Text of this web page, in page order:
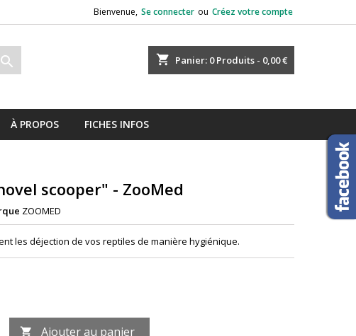
Bienvenue, Se connecter ou Créez votre compte
shopping_cart Panier: 0Produits - 0,00 €

À PROPOS FICHES INFOS
scooper" - ZooMed
ZOOMED
les déjection de vos reptiles de manière hygiénique.
 Ajouter au panier